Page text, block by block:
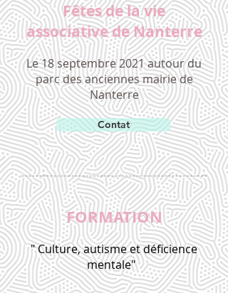
Fêtes de la vie
associative de Nanterre
Le 18 septembre 2021 autour du
parc des anciennes mairie de
Nanterre
Contat
FORMATION
" Culture, autisme et déficience
mentale"